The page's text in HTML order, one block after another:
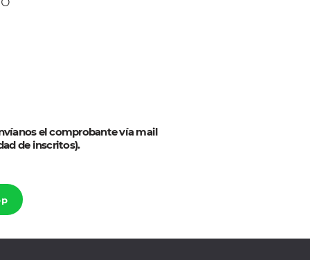
el comprobante vía mail
de inscritos).